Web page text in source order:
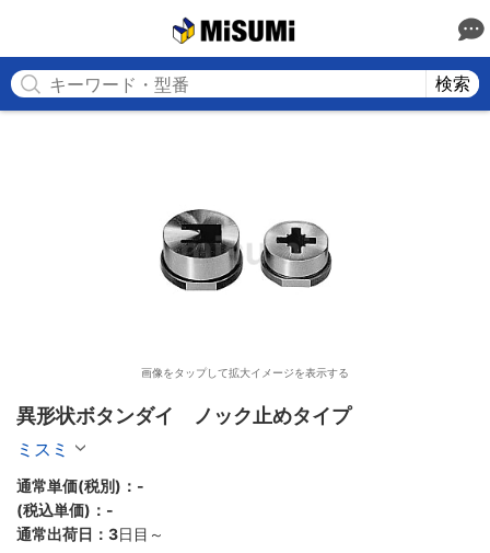
検索
画像をタップして拡大イメージを表示する
異形状ボタンダイ　ノック止めタイプ
ミスミ
通常単価(税別)： -
(税込単価)： -
通常出荷日： 3日目～